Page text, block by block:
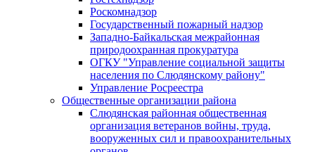
Роскомнадзор
Государственный пожарный надзор
Западно-Байкальская межрайонная
природоохранная прокуратура
ОГКУ "Управление социальной защиты
населения по Слюдянскому району"
Управление Росреестра
Общественные организации района
Слюдянская районная общественная
организация ветеранов войны, труда,
вооруженных сил и правоохранительных